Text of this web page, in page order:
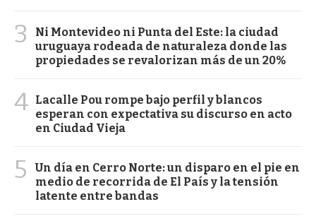
3
Ni Montevideo ni Punta del Este: la ciudad
uruguaya rodeada de naturaleza donde las
propiedades se revalorizan más de un 20%
4 Lacalle Pou rompe bajo perfil y blancos
esperan con expectativa su discurso en acto
en Ciudad Vieja
5
Un día en Cerro Norte: un disparo en el pie en
medio de recorrida de El País y la tensión
latente entre bandas